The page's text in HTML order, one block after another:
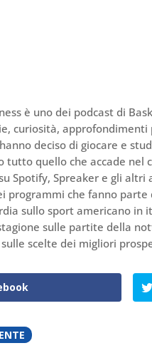
è uno dei podcast di
curiosità,
deciso di giocare e
tutto quello che accade nel
Spotify, Spreaker e gli
programmi che fanno parte
sullo sport americano
sulle partite della
sulle scelte dei migliori